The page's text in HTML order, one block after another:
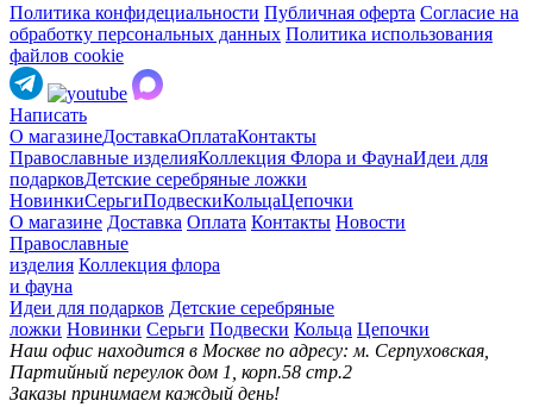
Политика конфидециальности Публичная оферта Согласие на
обработку персональных данных Политика использования
файлов cookie
Написать
О магазинеДоставкаОплатаКонтакты
Православные изделияКоллекция Флора и ФаунаИдеи для
подарковДетские серебряные ложки
НовинкиСерьгиПодвескиКольцаЦепочки
О магазине Доставка Оплата Контакты Новости
Православные
изделия Коллекция флора
и фауна
Идеи для подарков Детские серебряные
ложки Новинки Серьги Подвески Кольца Цепочки
Наш офис находится в Москве по адресу: м. Серпуховская,
Партийный переулок дом 1, корп.58 стр.2
Заказы принимаем каждый день!